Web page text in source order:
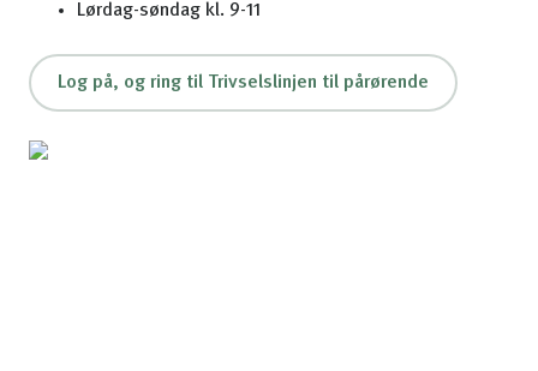
Lørdag-søndag kl. 9-11
Log på, og ring til Trivselslinjen til pårørende